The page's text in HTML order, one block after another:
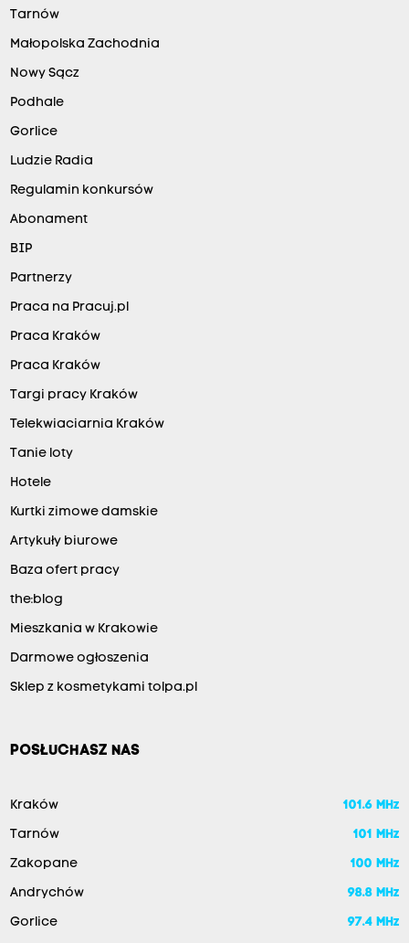
Tarnów
Małopolska Zachodnia
Nowy Sącz
Podhale
Gorlice
Ludzie Radia
Regulamin konkursów
Abonament
BIP
Partnerzy
Praca na Pracuj.pl
Praca Kraków
Praca Kraków
Targi pracy Kraków
Telekwiaciarnia Kraków
Tanie loty
Hotele
Kurtki zimowe damskie
Artykuły biurowe
Baza ofert pracy
the:blog
Mieszkania w Krakowie
Darmowe ogłoszenia
Sklep z kosmetykami tolpa.pl
POSŁUCHASZ NAS
Kraków 101.6 MHz
Tarnów 101 MHz
Zakopane 100 MHz
Andrychów 98.8 MHz
Gorlice 97.4 MHz